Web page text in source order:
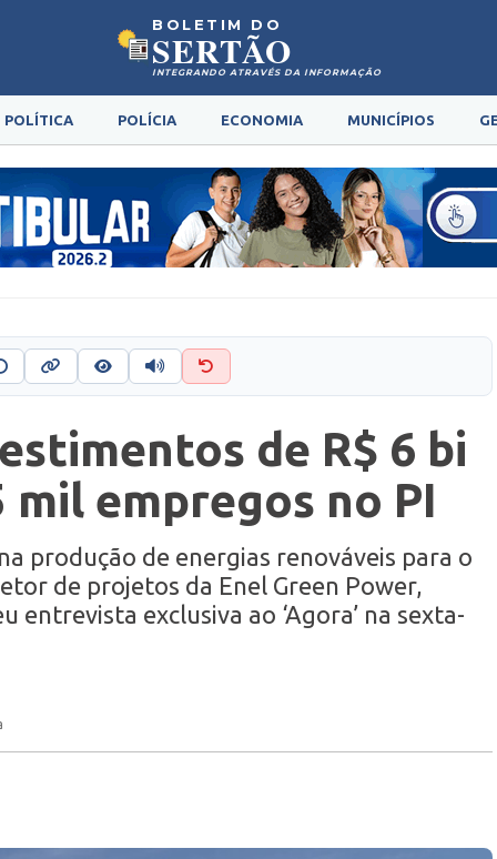
BOLETIM DO
SERTÃO
INTEGRANDO ATRAVÉS DA INFORMAÇÃO
POLÍTICA POLÍCIA ECONOMIA MUNICÍPIOS
de R$ 6 bi
mil empregos no PI
produção de energias renováveis para o
de projetos da Enel Green Power,
entrevista exclusiva ao ‘Agora’ na sexta-